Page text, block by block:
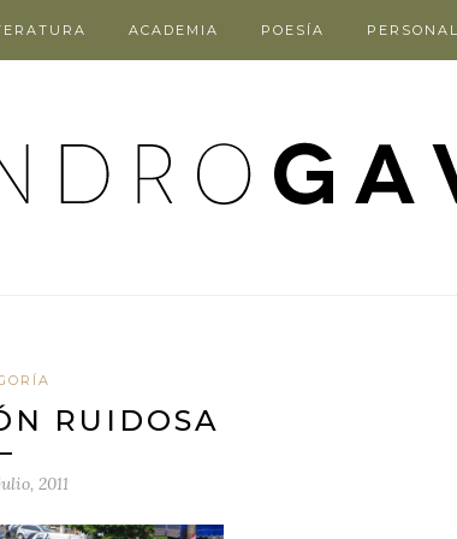
ACADEMIA POESÍA PERSONAL
RUIDOSA
2011